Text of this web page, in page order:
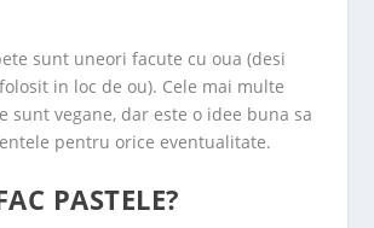
sunt uneori facute cu oua (desi
in loc de ou). Cele mai multe
sunt vegane, dar este o idee buna sa
pentru orice eventualitate.
PASTELE?